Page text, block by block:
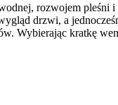
rozwojem pleśni
drzwi, a
Wybierając kratkę